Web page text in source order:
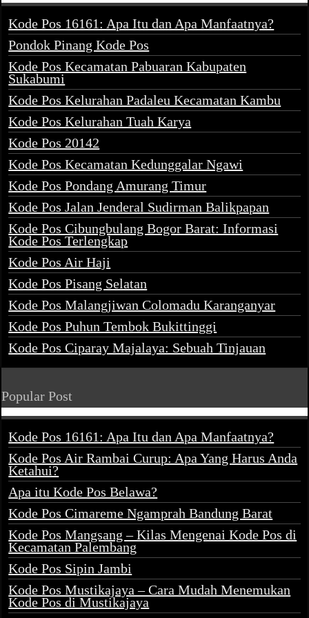
Kode Pos 16161: Apa Itu dan Apa Manfaatnya?
Pondok Pinang Kode Pos
Kode Pos Kecamatan Pabuaran Kabupaten
Sukabumi
Kode Pos Kelurahan Padaleu Kecamatan Kambu
Kode Pos Kelurahan Tuah Karya
Kode Pos 20142
Kode Pos Kecamatan Kedunggalar Ngawi
Kode Pos Pondang Amurang Timur
Kode Pos Jalan Jenderal Sudirman Balikpapan
Kode Pos Cibungbulang Bogor Barat: Informasi
Kode Pos Terlengkap
Kode Pos Air Haji
Kode Pos Pisang Selatan
Kode Pos Malangjiwan Colomadu Karanganyar
Kode Pos Puhun Tembok Bukittinggi
Kode Pos Ciparay Majalaya: Sebuah Tinjauan
Popular Post
Kode Pos 16161: Apa Itu dan Apa Manfaatnya?
Kode Pos Air Rambai Curup: Apa Yang Harus Anda
Ketahui?
Apa itu Kode Pos Belawa?
Kode Pos Cimareme Ngamprah Bandung Barat
Kode Pos Mangsang – Kilas Mengenai Kode Pos di
Kecamatan Palembang
Kode Pos Sipin Jambi
Kode Pos Mustikajaya – Cara Mudah Menemukan
Kode Pos di Mustikajaya